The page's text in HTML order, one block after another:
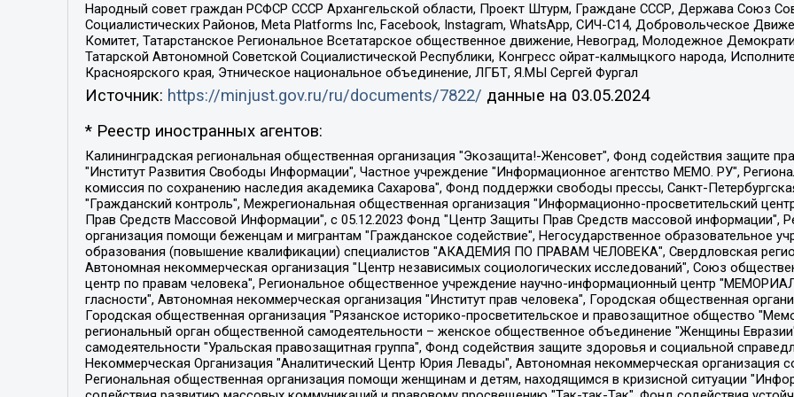
Народный совет граждан РСФСР СССР Архангельской области, Проект Штурм, Граждане СССР, Держава Союз
Социалистических Районов, Meta Platforms Inc, Facebook, Instagram, WhatsApp, СИЧ-С14, Добровольческое
Комитет, Татарстанское Региональное Всетатарское общественное движение, Невоград, Молодежное
Татарской Автономной Советской Социалистической Республики, Конгресс ойрат-калмыцкого народа,
Красноярского края, Этническое национальное объединение, ЛГБТ, Я.МЫ Сергей Фургал
Источник: https://minjust.gov.ru/ru/documents/7822/ данные на 03.05.2024
* Реестр иностранных агентов:
Калининградская региональная общественная организация "Экозащита!-Женсовет", Фонд содействия защите прав и свобод граждан "Общественный вердикт", Фонд "Институт Развития Свободы Информации", Частное учреждение "Информационное агентство МЕМО. РУ", Региональная общественная организация "Общественная комиссия по сохранению наследия академика Сахарова", Фонд поддержки свободы прессы, Санкт-Петербургская общественная правозащитная организация "Гражданский контроль", Межрегиональная общественная организация "Информационно-просветительский центр "Мемориал", Региональный Фонд "Центр Защиты Прав Средств Массовой Информации", с 05.12.2023 Фонд "Центр Защиты Прав Средств массовой информации", Региональная общественная благотворительная организация помощи беженцам и мигрантам "Гражданское содействие", Негосударственное образовательное учреждение дополнительного профессионального образования (повышение квалификации) специалистов "АКАДЕМИЯ ПО ПРАВАМ ЧЕЛОВЕКА", Свердловская региональная общественная организация "Сутяжник", Автономная некоммерческая организация "Центр независимых социологических исследований", Союз общественных объединений "Российский исследовательский центр по правам человека", Региональное общественное учреждение научно-информационный центр "МЕМОРИАЛ", Некоммерческая организация "Фонд защиты гласности", Автономная некоммерческая организация "Институт прав человека", Городская общественная организация "Екатеринбургское общество "МЕМОРИАЛ", Городская общественная организация "Рязанское историко-просветительское и правозащитное общество "Мемориал" (Рязанский Мемориал), Челябинский региональный орган общественной самодеятельности – женское общественное объединение "Женщины Евразии", Челябинский региональный орган общественной самодеятельности "Уральская правозащитная группа", Фонд содействия защите здоровья и социальной справедливости имени Андрея Рылькова, Автономная Некоммерческая Организация "Аналитический Центр Юрия Левады", Автономная некоммерческая организация социальной поддержки населения "Проект Апрель", Региональная общественная организация помощи женщинам и детям, находящимся в кризисной ситуации "Информационно-методический центр "Анна", Фонд содействия развитию массовых коммуникаций и правовому просвещению "Так-так-Так", Фонд содействия устойчивому развитию "Серебряная тайга", Свердловский региональный общественный фонд социальных проектов "Новое время", "Idel.Реалии", Кавказ.Реалии, Крым.Реалии, Телеканал Настоящее Время, Татаро-башкирская служба Радио Свобода (Azatliq Radiosi), Радио Свободная Европа/Радио Свобода (PCE/PC), "Сибирь.Реалии", "Фактограф", Благотворительный фонд помощи осужденным и их семьям, Автономная некоммерческая организация "Институт глобализации и социальных движений", Фонд "В защиту прав заключенных", Частное учреждение "Центр поддержки и содействия развитию средств массовой информации", Пензенский региональный общественный благотворительный фонд "Гражданский союз", "Север.Реалии", Некоммерческая организация Фонд "Правовая инициатива", Общество с ограниченной ответственностью "Радио Свободная Европа/Радио Свобода", Чешское информационное агентство "MEDIUM-ORIENT", Красноярская региональная общественная организация "Мы против СПИДа", Камалягин Денис Николаевич, Маркелов Сергей Евгеньевич, Пономарев Лев Александрович, Савицкая Людмила Алексеевна, Автономная некоммерческая организация "Центр по работе с проблемой насилия "НАСИЛИЮ.НЕТ", Межрегиональный профессиональный союз работников здравоохранения "Альянс врачей", Юридическое лицо, зарегистрированное в Латвийской Республике, SIA "Medusa Project" (регистрационный номер 40103797863, дата регистрации 10.06.2014), Некоммерческая организация "Фонд по борьбе с коррупцией", Автономная некоммерческая организация "Институт права и публичной политики", Баданин Роман Сергеевич, Гликин Максим Александрович, Железнова Мария Михайловна, Лукьянова Юлия Сергеевна, Маетная Елизавета Витальевна, Маняхин Петр Борисович, Чуракова Ольга Владимировна, Ярош Юлия Петровна, Юридическое лицо "The Insider SIA", зарегистрированное в Риге, Латвийская Республика (дата регистрации 26.06.2015), являющееся администратором доменного имени интернет-издания "The Insider SIA", https://theins.ru, Постернак Алексей Евгеньевич, Рубин Михаил Аркадьевич, Анин Роман Александрович, Юридическое лицо Istories fonds, зарегистрированное в Латвийской Республике (регистрационный номер 50008295751, дата регистрации 24.02.2020), Великовский Дмитрий Александрович, Долинина Ирина Николаевна, Мароховская Алеся Алексеевна, Шлейнов Роман Юрьевич, Шмагун Олеся Валентиновна, Общество с ограниченной ответственностью "Альтаир 2021", Общество с ограниченной ответственностью "Вега 2021", Общество с ограниченной ответственностью "Главный редактор 2021", Общество с ограниченной ответственностью "Ромашки монолит", Важенков Артем Валерьевич, Ивановская областная общественная организация "Центр гендерных исследований", Гурман Юрий Альбертович, Медиапроект "ОВД-Инфо", Егоров Владимир Владимирович, Жилинский Владимир Александрович, Общество с ограниченной ответственностью "ЗП", Иванова София Юрьевна, Карезина Инна Павловна, Кильтау Екатерина Викторовна, Петров Алексей Викторович, Пискунов Сергей Евгеньевич, Смирнов Сергей Сергеевич, Тихонов Михаил Сергеевич, Общество с ограниченной ответственностью "ЖУРНАЛИСТ-ИНОСТРАННЫЙ АГЕНТ", Арапова Галина Юрьевна, Вольтская Татьяна Анатольевна, Американская компания "Mason G.E.S. Anonymous Foundation" (США), являющаяся владельцем интернет-издания https://mnews.world/, Компания "Stichting Bellingcat", зарегистрированная в Нидерландах (дата регистрации 11.07.2018), Захаров Андрей Вячеславович, Клепиковская Екатерина Дмитриевна, Общество с ограниченной ответственностью "МЕМО", Перл Роман Александрович, Симонов Евгений Алексеевич, Соловьева Елена Анатольевна, Сотников Даниил Владимирович, Сурначева Елизавета Дмитриевна, Автономная некоммерческая организация по защите прав человека и информированию населения "Якутия – Наше Мнение", Общество с ограниченной ответственностью "Москоу диджитал медиа", с 26.01.2023 Общество с ограниченной ответственностью "Чайка Белые сады", Ветошкина Валерия Валерьевна, Заговора Максим Александрович, Межрегиональное общественное движение "Российская ЛГБТ - сеть", Оленичев Максим Владимирович, Павлов Иван Юрьевич, Скворцова Елена Сергеевна, Общество с ограниченной ответственностью "Как бы инагент", Кочетков Игорь Викторович, Общество с ограниченной ответственностью "Честные выборы", Еланчик Олег Александрович, Общество с ограниченной ответственностью "Нобелевский призыв", Гималова Регина Эмилевна, Григорьев Андрей Валерьевич, Григорьева Алина Александровна, Ассоциация по содействию защите прав призывников, альтернативнослужащих и военнослужащих "Правозащитная группа